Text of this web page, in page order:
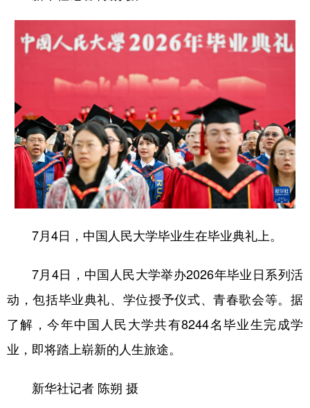
7月4日，中国人民大学毕业生在毕业典礼上。
7月4日，中国人民大学举办2026年毕业日系列活
动，包括毕业典礼、学位授予仪式、青春歌会等。据
了解，今年中国人民大学共有8244名毕业生完成学
业，即将踏上崭新的人生旅途。
新华社记者 陈朔 摄